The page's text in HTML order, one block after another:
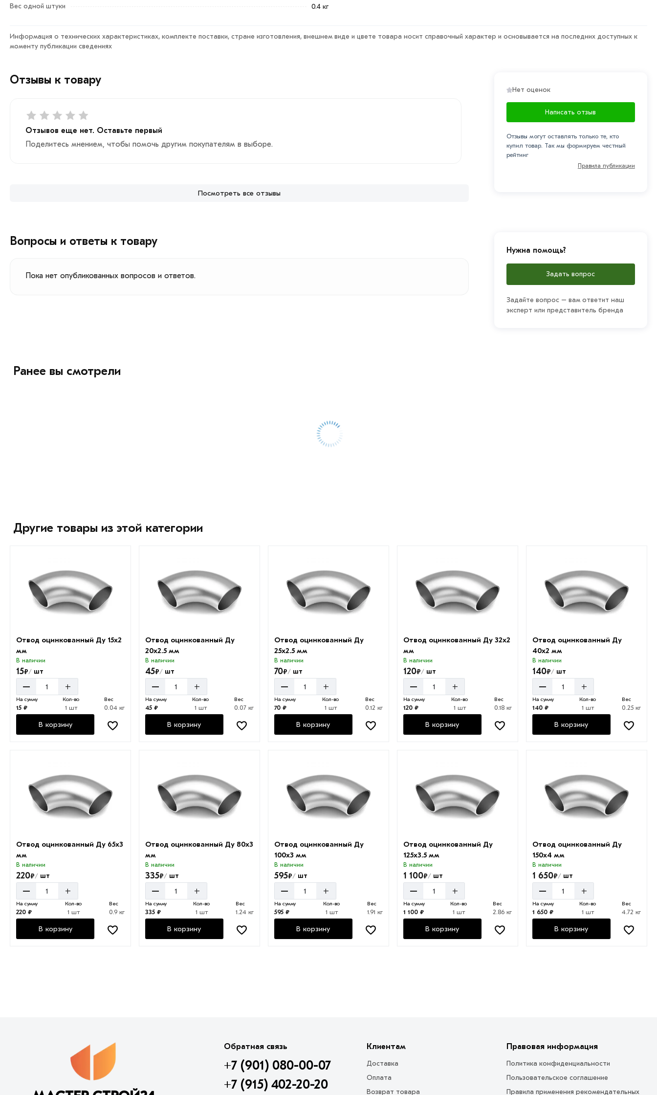
на сайте.
менеджеры обработают заказ и свяжутся с Вами для согласования условий доставки или самовывоза.
Вес одной штуки
0.4 кг
Информация о технических характеристиках, комплекте поставки, стране изготовления, внешнем виде и цвете товара носит справочный характер и основывается на последних доступных к
моменту публикации сведениях
Отзывы к товару
Отзывов еще нет. Оставьте первый
Поделитесь мнением, чтобы помочь другим покупателям в выборе.
Посмотреть все отзывы
Нет оценок
Написать отзыв
Отзывы могут оставлять только те, кто
купил товар. Так мы формируем честный
рейтинг
Правила публикации
Вопросы и ответы к товару
Пока нет опубликованных вопросов и ответов.
Нужна помощь?
Задать вопрос
Задайте вопрос – вам ответит наш
эксперт или представитель бренда
Ранее вы смотрели
Другие товары из этой категории
Отвод оцинкованный Ду 15х2
мм
В наличии
15₽/ шт
– +
На сумму
15 ₽
Кол-во
1 шт
Вес
0.04 кг
В корзину
Отвод оцинкованный Ду
20х2.5 мм
В наличии
45₽/ шт
– +
На сумму
45 ₽
Кол-во
1 шт
Вес
0.07 кг
В корзину
Отвод оцинкованный Ду
25х2.5 мм
В наличии
70₽/ шт
– +
На сумму
70 ₽
Кол-во
1 шт
Вес
0.12 кг
В корзину
Отвод оцинкованный Ду 32х2
мм
В наличии
120₽/шт
– +
На сумму
120 ₽
Кол-во
1 шт
Вес
0.18 кг
В корзину
Отвод оцинкованный Ду
40х2 мм
В наличии
140₽/шт
– +
На сумму
140 ₽
Кол-во
1 шт
Вес
0.25 кг
В корзину
Отвод оцинкованный Ду 65х3
мм
В наличии
220₽/ шт
– +
На сумму
220 ₽
Кол-во
1 шт
Вес
0.9 кг
В корзину
Отвод оцинкованный Ду 80х3
мм
В наличии
335₽/ шт
– +
На сумму
335 ₽
Кол-во
1 шт
Вес
1.24 кг
В корзину
Отвод оцинкованный Ду
100х3 мм
В наличии
595₽/ шт
– +
На сумму
595 ₽
Кол-во
1 шт
Вес
1.91 кг
В корзину
Отвод оцинкованный Ду
125х3.5 мм
В наличии
1 100₽/шт
– +
На сумму
1 100 ₽
Кол-во
1 шт
Вес
2.86 кг
В корзину
Отвод оцинкованный Ду
150х4 мм
В наличии
1 650₽/шт
– +
На сумму
1 650 ₽
Кол-во
1 шт
Вес
4.72 кг
В корзину
Обратная связь
+7 (901) 080-00-07
+7 (915) 402-20-20
Клиентам
Доставка
Оплата
Возврат товара
Правовая информация
Политика конфиденциальности
Пользовательское соглашение
Правила применения рекомендательных